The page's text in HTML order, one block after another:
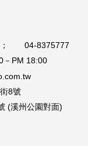
； 04-8375777
－PM 18:00
8號
(溪州公園對面)